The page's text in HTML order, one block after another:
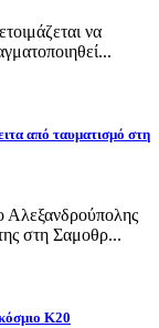
να
από ταυματισμό στη
Αλεξανδρούπολης
στη Σαμοθρ...
Κ20